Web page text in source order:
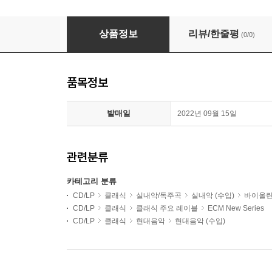
Paul Giger 파울 기거: 죽음의 예술 (Ars
상품정보 리뷰/한줄평 (0/0)
품목정보
발매일 2022년 09월 15일
관련분류
카테고리 분류
CD/LP 클래식 실내악/독주곡 실내악 (수입)
바이올린
CD/LP
클래식 클래식 주요 레이블
ECM New Series
CD/LP
클래식 현대음악 현대음악 (수입)